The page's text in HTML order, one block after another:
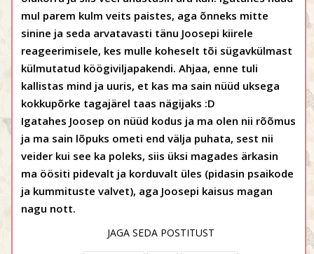
mul parem kulm veits paistes, aga õnneks mitte
sinine ja seda arvatavasti tänu Joosepi kiirele
reageerimisele, kes mulle koheselt tõi sügavkülmast
külmutatud köögiviljapakendi. Ahjaa, enne tuli
kallistas mind ja uuris, et kas ma sain nüüd uksega
kokkupõrke tagajärel taas nägijaks :D
Igatahes Joosep on nüüd kodus ja ma olen nii rõõmus
ja ma sain lõpuks ometi end välja puhata, sest nii
veider kui see ka poleks, siis üksi magades ärkasin
ma öösiti pidevalt ja korduvalt üles (pidasin psaikode
ja kummituste valvet), aga Joosepi kaisus magan
nagu nott.
JAGA SEDA POSTITUST